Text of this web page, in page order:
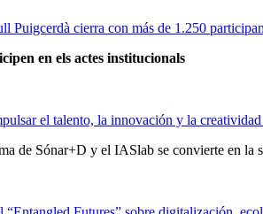
Puigcerdà cierra con más de 1.250
en els actes institucionals
el talento, la innovación y la
de Sónar+D y el IASlab se convierte en la